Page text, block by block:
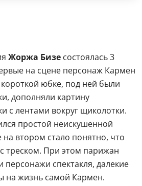
Жоржа Бизе состоялась 3
на сцене персонаж Кармен
юбке, под ней были
дополняли картину
с лентами вокруг щиколотки.
простой неискушенной
на втором стало понятно, что
треском. При этом парижан
спектакля, далекие
на жизнь самой Кармен.